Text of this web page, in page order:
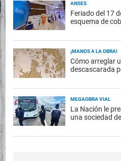
ANSES
Feriado del 17
esquema de
¡MANOS A LA OBRA!
Cómo arreglar
descascarada
MEGAOBRA VIAL
La Nación le
una sociedad